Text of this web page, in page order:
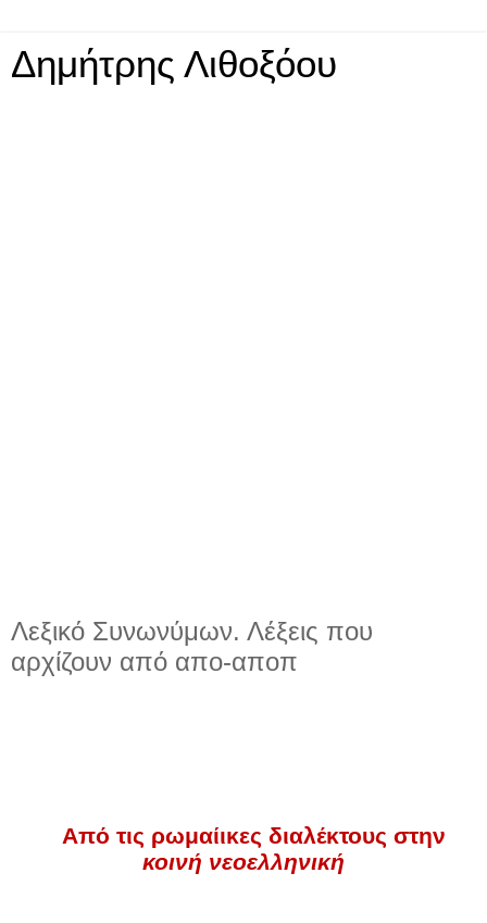
Δημήτρης Λιθοξόου
Λεξικό Συνωνύμων. Λέξεις που
αρχίζουν από απο-αποπ
Από τις ρωμαίικες διαλέκτους στην
κοινή νεοελληνική